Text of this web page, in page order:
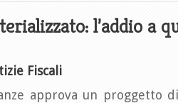
l’addio a
Fiscali
approva un proggetto